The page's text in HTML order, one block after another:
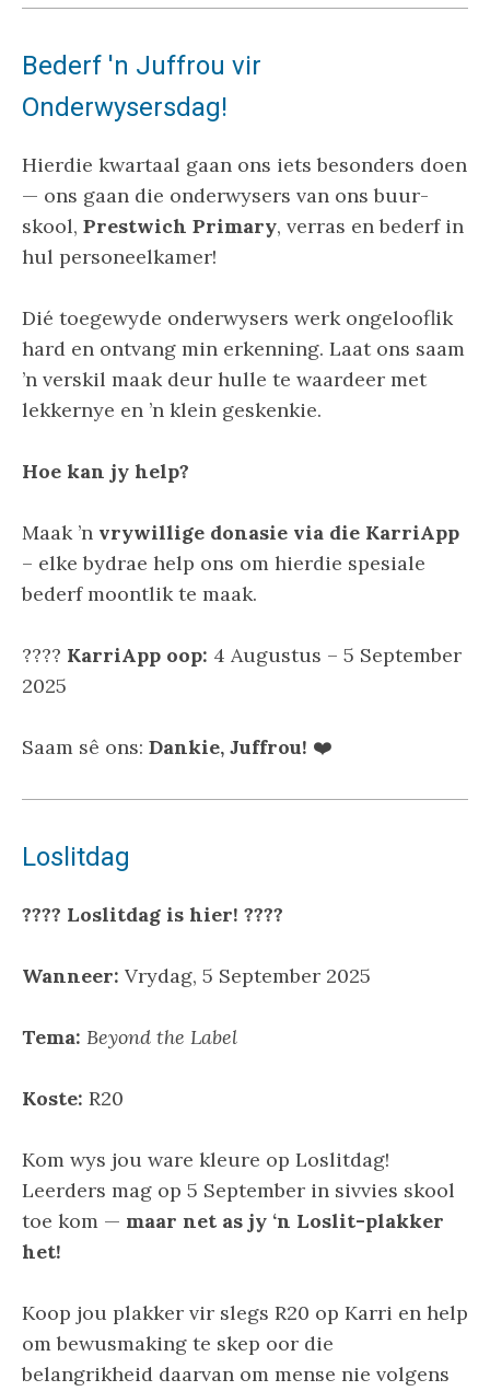
Bederf 'n Juffrou vir
Onderwysersdag!
Hierdie kwartaal gaan ons iets besonders doen
— ons gaan die onderwysers van ons buur-
skool, Prestwich Primary, verras en bederf in
hul personeelkamer!
Dié toegewyde onderwysers werk ongelooflik
hard en ontvang min erkenning. Laat ons saam
’n verskil maak deur hulle te waardeer met
lekkernye en ’n klein geskenkie.
Hoe kan jy help?
Maak ’n vrywillige donasie via die KarriApp
– elke bydrae help ons om hierdie spesiale
bederf moontlik te maak.
????️ KarriApp oop: 4 Augustus – 5 September
2025
Saam sê ons: Dankie, Juffrou! ❤️
Loslitdag
???? Loslitdag is hier! ????
Wanneer: Vrydag, 5 September 2025
Tema: Beyond the Label
Koste: R20
Kom wys jou ware kleure op Loslitdag!
Leerders mag op 5 September in sivvies skool
toe kom — maar net as jy ‘n Loslit-plakker
het!
Koop jou plakker vir slegs R20 op Karri en help
om bewusmaking te skep oor die
belangrikheid daarvan om mense nie volgens